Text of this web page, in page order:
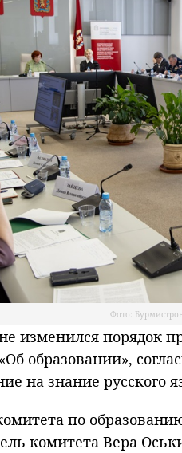
Фото:
порядок
образовании»,
на знание
по
комитета Вера